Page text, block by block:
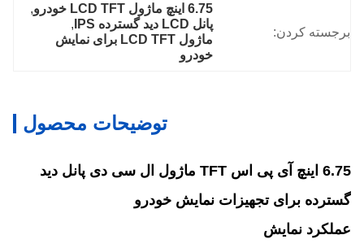
برجسته کردن:
6.75 اینچ ماژول LCD TFT خودرو
,
پانل LCD دید گسترده IPS
,
خودرو
توضیحات محصول
6.75 اینچ آی پی اس TFT ماژول ال سی دی پانل دید
گسترده برای تجهیزات نمایش خودرو
عملکرد نمایش